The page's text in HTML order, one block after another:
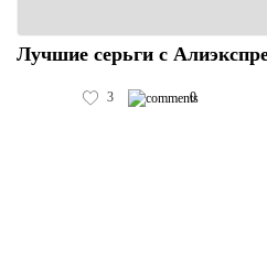
Лучшие серьги с
3 0